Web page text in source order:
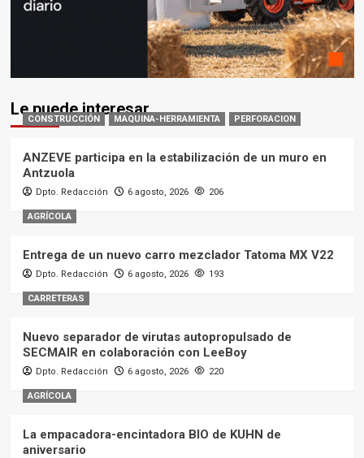
Le puede interesar
CONSTRUCCIÓN MAQUINA-HERRAMIENTA PERFORACION
ANZEVE participa en la estabilización de un muro en
Antzuola
Dpto. Redacción 6 agosto, 2026 206
AGRÍCOLA
Entrega de un nuevo carro mezclador Tatoma MX V22
Dpto. Redacción 6 agosto, 2026 193
CARRETERAS
Nuevo separador de virutas autopropulsado de
SECMAIR en colaboración con LeeBoy
Dpto. Redacción 6 agosto, 2026 220
AGRÍCOLA
La empacadora-encintadora BIO de KUHN de
aniversario